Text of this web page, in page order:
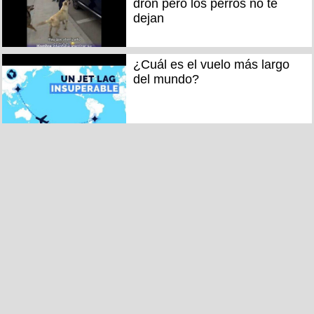
dron pero los perros no te
dejan
¿Cuál es el vuelo más largo
del mundo?